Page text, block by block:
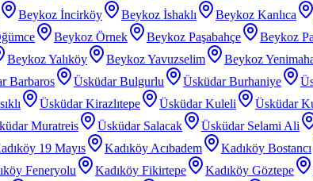
Beykoz İncirköy Beykoz İshaklı Beykoz Kanlıca
Beykoz Örnek Beykoz Paşabahçe Beykoz
Beykoz Yalıköy Beykoz Yavuzselim Beykoz
Barbaros Üsküdar Bulgurlu Üsküdar Burhaniye
Üsküdar Kirazlıtepe Üsküdar Kuleli Üsküdar
Muratreis Üsküdar Salacak Üsküdar Selami Ali
19 Mayıs Kadıköy Acıbadem Kadıköy Bostancı
Feneryolu Kadıköy Fikirtepe Kadıköy Göztepe